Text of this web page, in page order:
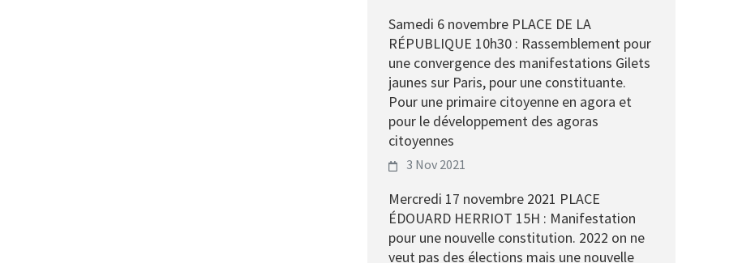
Samedi 6 novembre PLACE DE LA
RÉPUBLIQUE 10h30 : Rassemblement pour
une convergence des manifestations Gilets
jaunes sur Paris, pour une constituante.
Pour une primaire citoyenne en agora et
pour le développement des agoras
citoyennes
3 Nov 2021
Mercredi 17 novembre 2021 PLACE
ÉDOUARD HERRIOT 15H : Manifestation
pour une nouvelle constitution. 2022 on ne
veut pas des élections mais une nouvelle